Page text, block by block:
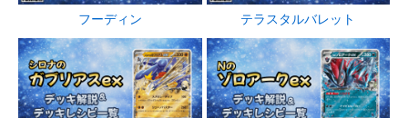
フーディン テラスタルバレット